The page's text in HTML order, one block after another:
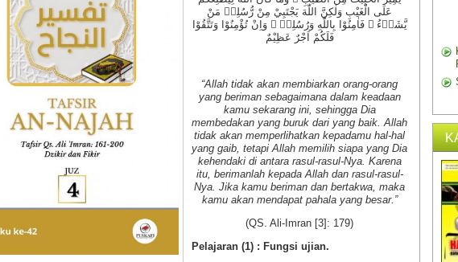
عَلَى الْغَيْبِ وَلٰكِنَّ اللّٰهَ يَجْتَبِيْ مِنْ رُّسُلِهٖ مَنْ
يَّشَاۤءُ ۖ فَاٰمِنُوْا بِاللّٰهِ وَرُسُلِهٖ ۚ وَاِنْ تُؤْمِنُوْا وَتَتَّقُوْا
فَلَكُمْ اَجْرٌ عَظِيْمٌ
“Allah tidak akan membiarkan orang-orang
yang beriman sebagaimana dalam keadaan
kamu sekarang ini, sehingga Dia
membedakan yang buruk dari yang baik. Allah
tidak akan memperlihatkan kepadamu hal-hal
yang gaib, tetapi Allah memilih siapa yang Dia
kehendaki di antara rasul-rasul-Nya. Karena
itu, berimanlah kepada Allah dan rasul-rasul-
Nya. Jika kamu beriman dan bertakwa, maka
kamu akan mendapat pahala yang besar.”
(QS. Ali-Imran [3]: 179)
Pelajaran (1) : Fungsi ujian.
Jilbab Menurut Syari'at
Islam (Meluruskan
Pandangan Prof. DR.
Quraish)
Halal dan Haram Dalam
Pengobatan (Edisi I)
Lihat isinya